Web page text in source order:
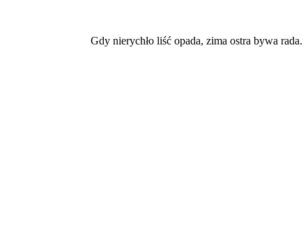
Gdy nierychło liść opada, zima ostra bywa rada.